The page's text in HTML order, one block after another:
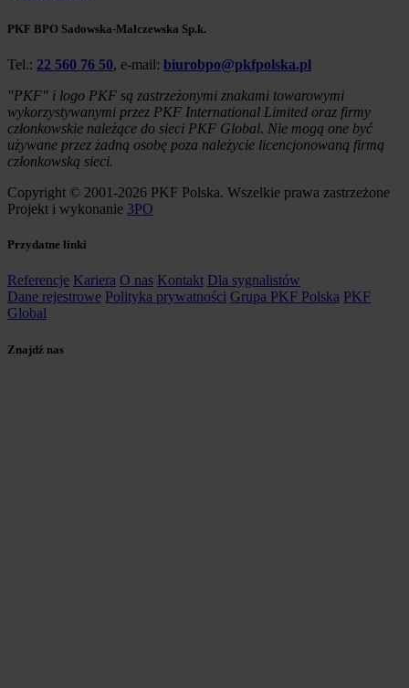
PKF BPO Sadowska-Malczewska Sp.k.
Tel.: 22 560 76 50, e-mail: biurobpo@pkfpolska.pl
"PKF" i logo PKF są zastrzeżonymi znakami towarowymi
wykorzystywanymi przez PKF International Limited oraz firmy
członkowskie należące do sieci PKF Global. Nie mogą one być
używane przez żadną osobę poza należycie licencjonowaną firmą
członkowską sieci.
Copyright © 2001-2026 PKF Polska. Wszelkie prawa zastrzeżone
Projekt i wykonanie 3PO
Przydatne linki
Referencje Kariera O nas Kontakt Dla sygnalistów
Dane rejestrowe Polityka prywatności Grupa PKF Polska PKF
Global
Znajdź nas